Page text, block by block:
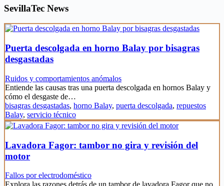
SevillaTec News
Puerta descolgada en horno Balay por bisagras
desgastadas
Ruidos y comportamientos anómalos
Entiende las causas tras una puerta descolgada en hornos Balay y
cómo el desgaste de…
bisagras desgastadas, horno Balay, puerta descolgada, repuestos
Balay, servicio técnico
Lavadora Fagor: tambor no gira y revisión del
motor
Fallos por electrodoméstico